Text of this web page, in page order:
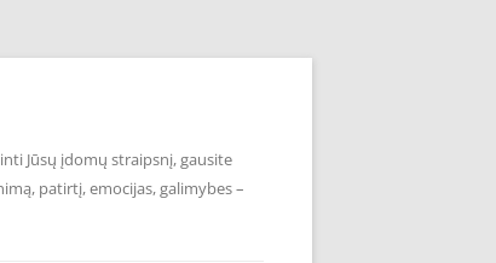
Jūsų įdomų straipsnį, gausite
patirtį, emocijas, galimybes –